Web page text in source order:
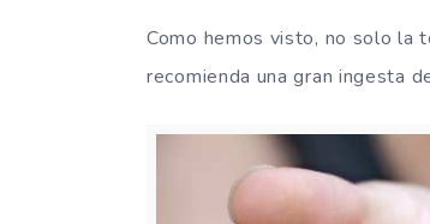
Como hemos visto, no solo la
recomienda una gran ingesta